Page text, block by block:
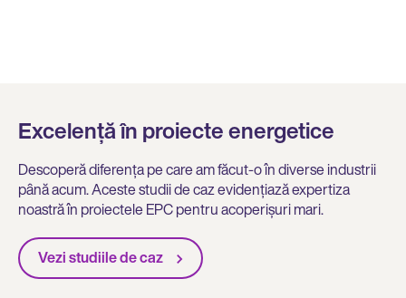
Excelență în proiecte energetice
Descoperă diferența pe care am făcut-o în diverse industrii
până acum. Aceste studii de caz evidențiază expertiza
noastră în proiectele EPC pentru acoperișuri mari.
Vezi studiile de caz